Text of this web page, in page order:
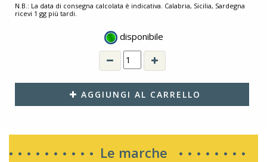
N.B.: La data di consegna calcolata è indicativa. Calabria, Sicilia, Sardegna
ricevi 1 gg più tardi.
disponibile
AGGIUNGI AL CARRELLO
Le marche